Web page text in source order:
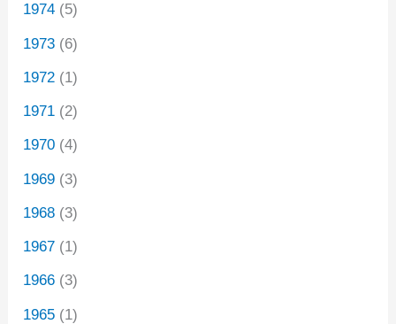
1974 (5)
1973 (6)
1972 (1)
1971 (2)
1970 (4)
1969 (3)
1968 (3)
1967 (1)
1966 (3)
1965 (1)